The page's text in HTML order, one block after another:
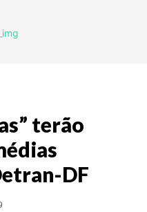
terão
DF